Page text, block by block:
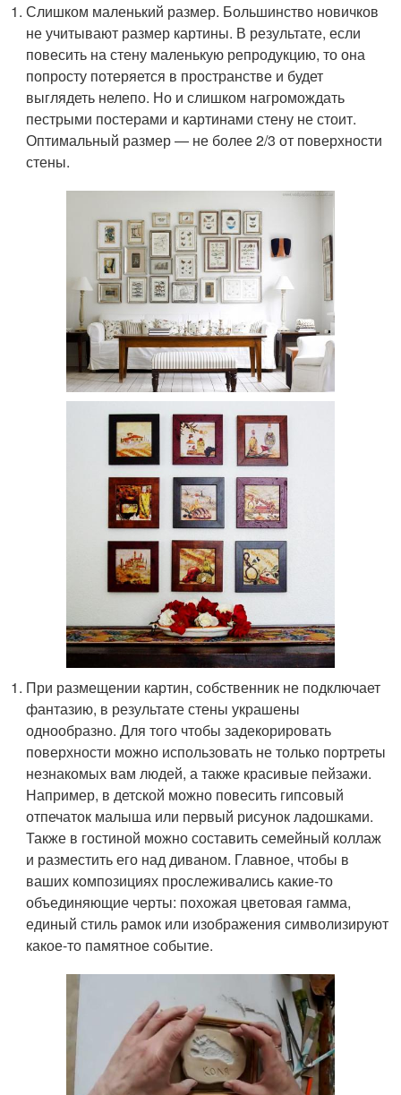
Слишком маленький размер. Большинство новичков
не учитывают размер картины. В результате, если
повесить на стену маленькую репродукцию, то она
попросту потеряется в пространстве и будет
выглядеть нелепо. Но и слишком нагромождать
пестрыми постерами и картинами стену не стоит.
Оптимальный размер — не более 2/3 от поверхности
стены.
При размещении картин, собственник не подключает
фантазию, в результате стены украшены
однообразно. Для того чтобы задекорировать
поверхности можно использовать не только портреты
незнакомых вам людей, а также красивые пейзажи.
Например, в детской можно повесить гипсовый
отпечаток малыша или первый рисунок ладошками.
Также в гостиной можно составить семейный коллаж
и разместить его над диваном. Главное, чтобы в
ваших композициях прослеживались какие-то
объединяющие черты: похожая цветовая гамма,
единый стиль рамок или изображения символизируют
какое-то памятное событие.